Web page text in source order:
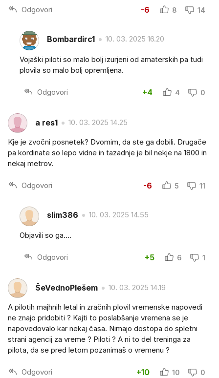
Odgovori -6 8 14
Bombardirc1 10. 03. 2025 16.20
Vojaški piloti so malo bolj izurjeni od amaterskih pa tudi
plovila so malo bolj opremljena.
Odgovori +4 4 0
a res1 10. 03. 2025 14.25
Kje je zvočni posnetek? Dvomim, da ste ga dobili. Drugače
pa kordinate so lepo vidne in tazadnje je bil nekje na 1800 in
nekaj metrov.
Odgovori -6 5 11
slim386 10. 03. 2025 14.55
Objavili so ga....
Odgovori +5 6 1
ŠeVednoPlešem 10. 03. 2025 14.19
A pilotih majhnih letal in zračnih plovil vremenske napovedi
ne znajo pridobiti ? Kajti to poslabšanje vremena se je
napovedovalo kar nekaj časa. Nimajo dostopa do spletni
strani agencij za vreme ? Piloti ? A ni to del treninga za
pilota, da se pred letom pozanimaš o vremenu ?
Odgovori +10 10 0